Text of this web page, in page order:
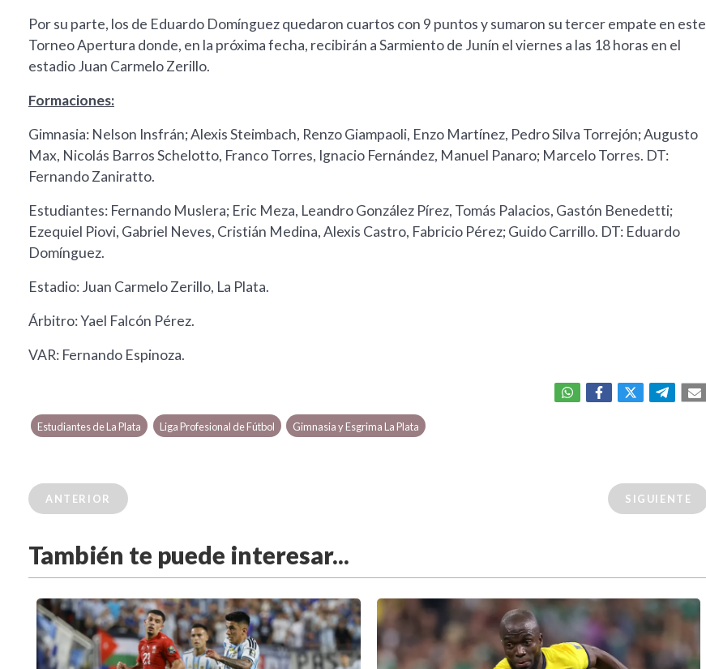
Por su parte, los de Eduardo Domínguez quedaron cuartos con 9 puntos y sumaron su tercer empate en este
Torneo Apertura donde, en la próxima fecha, recibirán a Sarmiento de Junín el viernes a las 18 horas en el
estadio Juan Carmelo Zerillo.
Formaciones:
Gimnasia: Nelson Insfrán; Alexis Steimbach, Renzo Giampaoli, Enzo Martínez, Pedro Silva Torrejón; Augusto
Max, Nicolás Barros Schelotto, Franco Torres, Ignacio Fernández, Manuel Panaro; Marcelo Torres. DT:
Fernando Zaniratto.
Estudiantes: Fernando Muslera; Eric Meza, Leandro González Pírez, Tomás Palacios, Gastón Benedetti;
Ezequiel Piovi, Gabriel Neves, Cristián Medina, Alexis Castro, Fabricio Pérez; Guido Carrillo. DT: Eduardo
Domínguez.
Estadio: Juan Carmelo Zerillo, La Plata.
Árbitro: Yael Falcón Pérez.
VAR: Fernando Espinoza.
Estudiantes de La Plata Liga Profesional de Fútbol Gimnasia y Esgrima La Plata
ANTERIOR SIGUIENTE
También te puede interesar...